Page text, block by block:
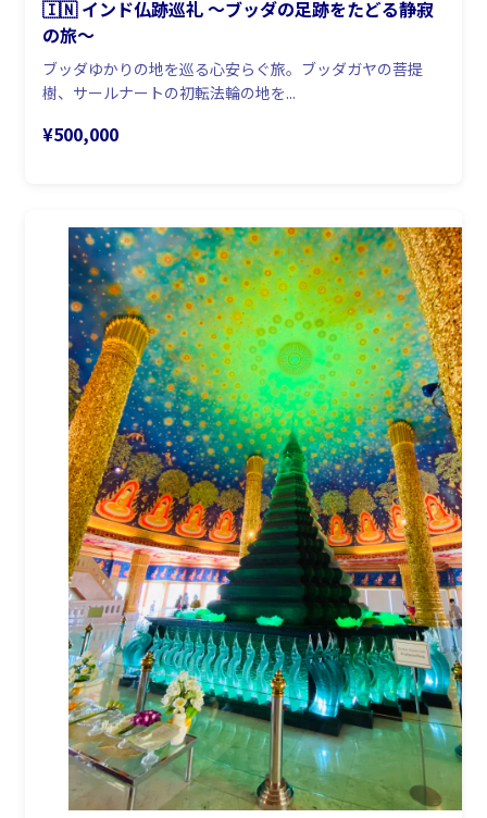
🇮🇳 インド仏跡巡礼 〜ブッダの足跡をたどる静寂
の旅〜
ブッダゆかりの地を巡る心安らぐ旅。ブッダガヤの菩提
樹、サールナートの初転法輪の地を...
¥500,000